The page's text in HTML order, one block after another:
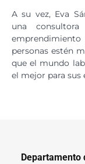
A su vez, Eva
una
personas estén
que el mundo
el mejor para sus
Departamento